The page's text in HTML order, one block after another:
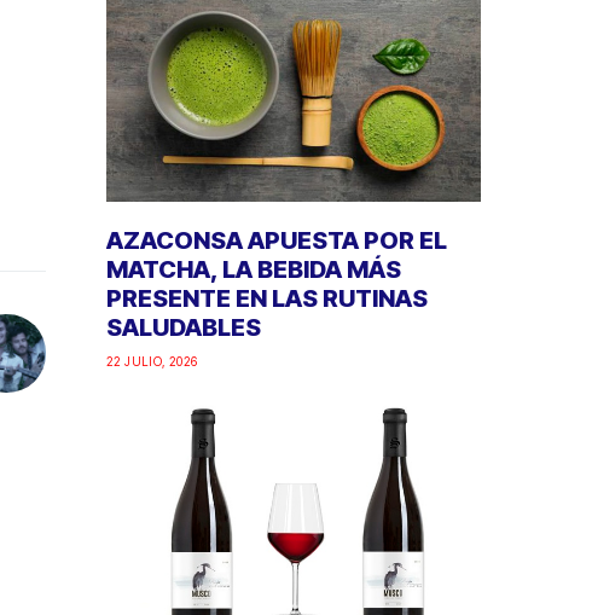
AZACONSA APUESTA POR EL
MATCHA, LA BEBIDA MÁS
PRESENTE EN LAS RUTINAS
SALUDABLES
22 JULIO, 2026